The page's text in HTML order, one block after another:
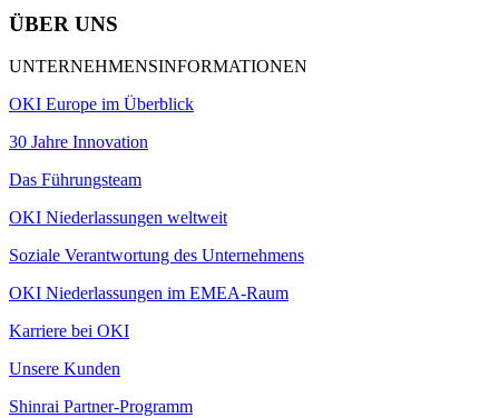
ÜBER UNS
UNTERNEHMENSINFORMATIONEN
OKI Europe im Überblick
30 Jahre Innovation
Das Führungsteam
OKI Niederlassungen weltweit
Soziale Verantwortung des Unternehmens
OKI Niederlassungen im EMEA-Raum
Karriere bei OKI
Unsere Kunden
Shinrai Partner-Programm